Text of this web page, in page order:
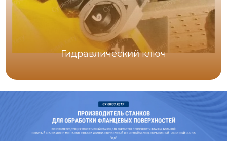
Гидравлический ключ